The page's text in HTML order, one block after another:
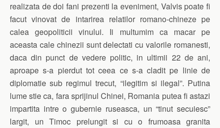
realizata de doi fani prezenti la eveniment, Valvis poate fi
facut vinovat de intarirea relatilor romano-chineze pe
calea geopoliticii vinului. Ii multumim ca macar pe
aceasta cale chinezii sunt delectati cu valorile romanesti,
daca din punct de vedere politic, in ultimii 22 de ani,
aproape s-a pierdut tot ceea ce s-a cladit pe linie de
diplomatie sub regimul trecut, “ilegitim si ilegal”. Putina
lume stie ca, fara sprijinul Chinei, Romania putea fi astazi
impartita intre o gubernie ruseasca, un “tinut secuiesc”
largit, un Timoc prelungit si cu o frumoasa granita